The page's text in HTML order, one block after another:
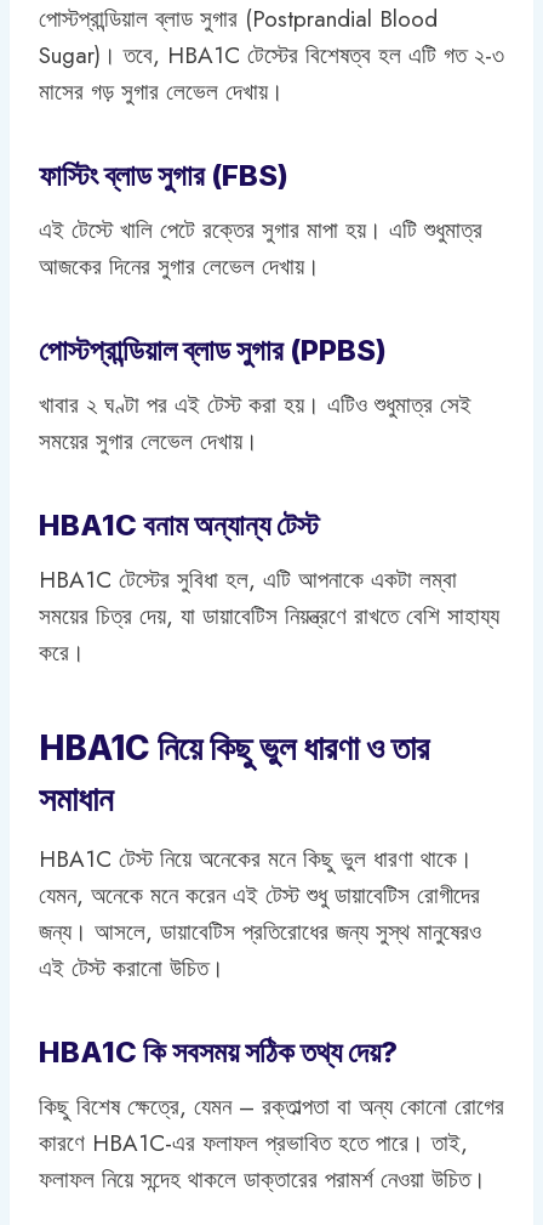
পোস্টপ্রান্ডিয়াল ব্লাড সুগার (Postprandial Blood
Sugar)। তবে, HBA1C টেস্টের বিশেষত্ব হল এটি গত ২-৩
মাসের গড় সুগার লেভেল দেখায়।
ফাস্টিং ব্লাড সুগার (FBS)
এই টেস্টে খালি পেটে রক্তের সুগার মাপা হয়। এটি শুধুমাত্র
আজকের দিনের সুগার লেভেল দেখায়।
পোস্টপ্রান্ডিয়াল ব্লাড সুগার (PPBS)
খাবার ২ ঘণ্টা পর এই টেস্ট করা হয়। এটিও শুধুমাত্র সেই
সময়ের সুগার লেভেল দেখায়।
HBA1C বনাম অন্যান্য টেস্ট
HBA1C টেস্টের সুবিধা হল, এটি আপনাকে একটা লম্বা
সময়ের চিত্র দেয়, যা ডায়াবেটিস নিয়ন্ত্রণে রাখতে বেশি সাহায্য
করে।
HBA1C নিয়ে কিছু ভুল ধারণা ও তার
সমাধান
HBA1C টেস্ট নিয়ে অনেকের মনে কিছু ভুল ধারণা থাকে।
যেমন, অনেকে মনে করেন এই টেস্ট শুধু ডায়াবেটিস রোগীদের
জন্য। আসলে, ডায়াবেটিস প্রতিরোধের জন্য সুস্থ মানুষেরও
এই টেস্ট করানো উচিত।
HBA1C কি সবসময় সঠিক তথ্য দেয়?
কিছু বিশেষ ক্ষেত্রে, যেমন – রক্তাল্পতা বা অন্য কোনো রোগের
কারণে HBA1C-এর ফলাফল প্রভাবিত হতে পারে। তাই,
ফলাফল নিয়ে সন্দেহ থাকলে ডাক্তারের পরামর্শ নেওয়া উচিত।